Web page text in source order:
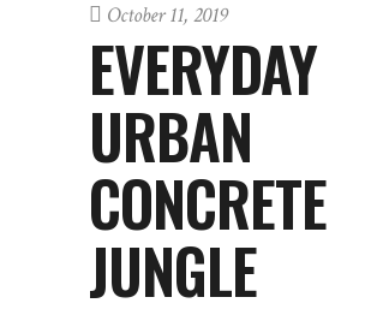
October 11, 2019
EVERYDAY
URBAN
CONCRETE
JUNGLE